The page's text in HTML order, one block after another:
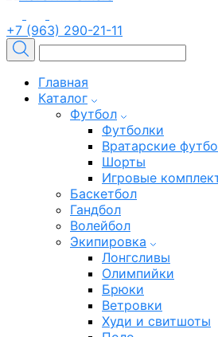
+7 (963) 290-21-11
Главная
Каталог
Футбол
Футболки
Вратарские
Шорты
Игровые
Баскетбол
Гандбол
Волейбол
Экипировка
Лонгсливы
Олимпийки
Брюки
Ветровки
Худи и свитшоты